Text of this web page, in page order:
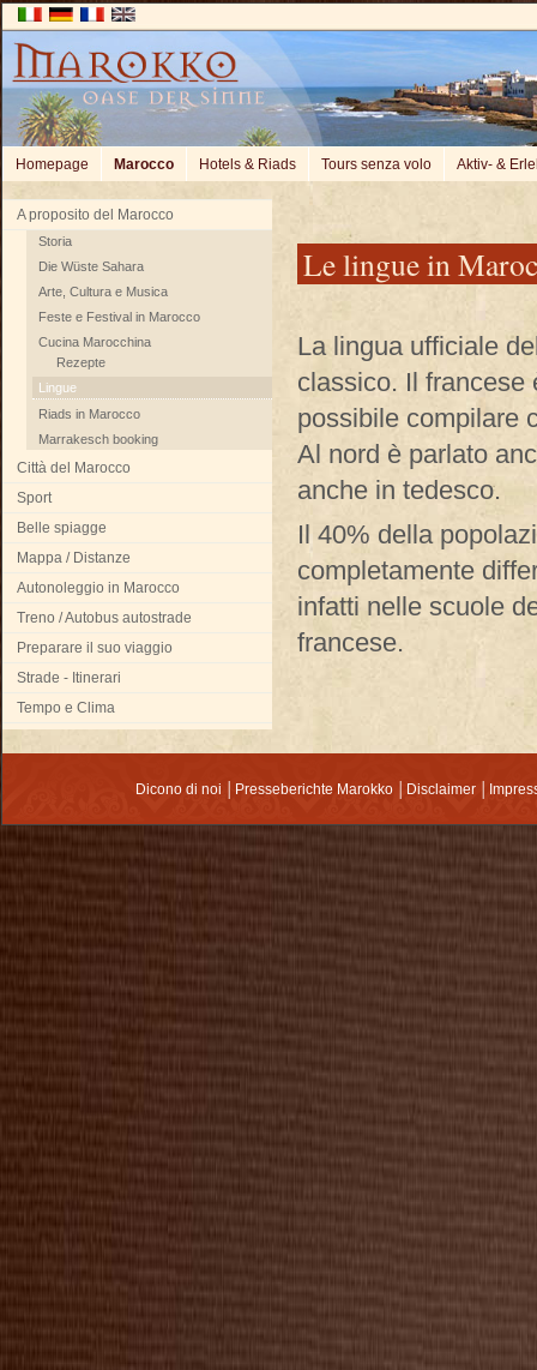
Homepage Marocco Hotels & Riads Tours senza volo Aktiv- &
A proposito del Marocco
Storia
Die Wüste Sahara
Arte, Cultura e Musica
Feste e Festival in Marocco
Cucina Marocchina
Rezepte
Lingue
Riads in Marocco
Marrakesch booking
Città del Marocco
Sport
Belle spiagge
Mappa / Distanze
Autonoleggio in Marocco
Treno / Autobus autostrade
Preparare il suo viaggio
Strade - Itinerari
Tempo e Clima
Le lingue in
La lingua ufficiale
classico. Il francese
possibile compilare
Al nord è parlato
anche in tedesco.
Il 40% della
completamente
infatti nelle scuole
francese.
Dicono di noi Presseberichte Marokko Disclaimer